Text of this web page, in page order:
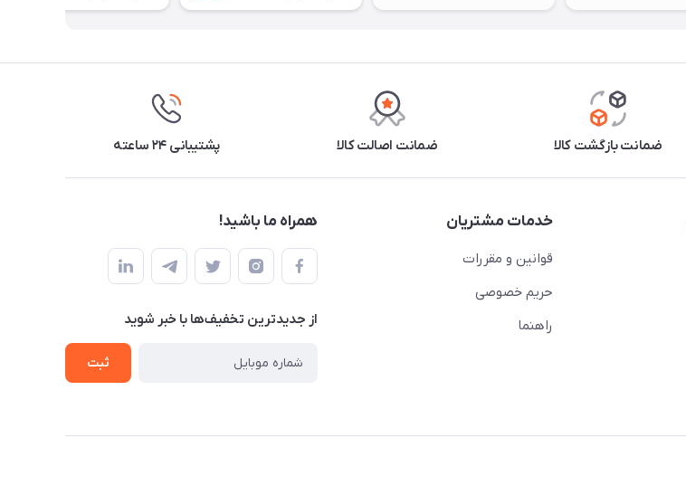
ضمانت بازگشت کالا ضمانت اصالت کالا پشتیبانی ۲۴ ساعته
خدمات مشتریان
قوانین و مقررات
حریم خصوصی
راهنما
همراه ما باشید!
از جدید‌ترین تخفیف‌ها با‌ خبر شوید
ثبت